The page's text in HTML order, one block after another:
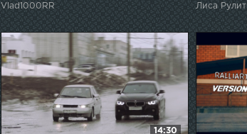
Vlad1000RR Лиса Рулит
14:30